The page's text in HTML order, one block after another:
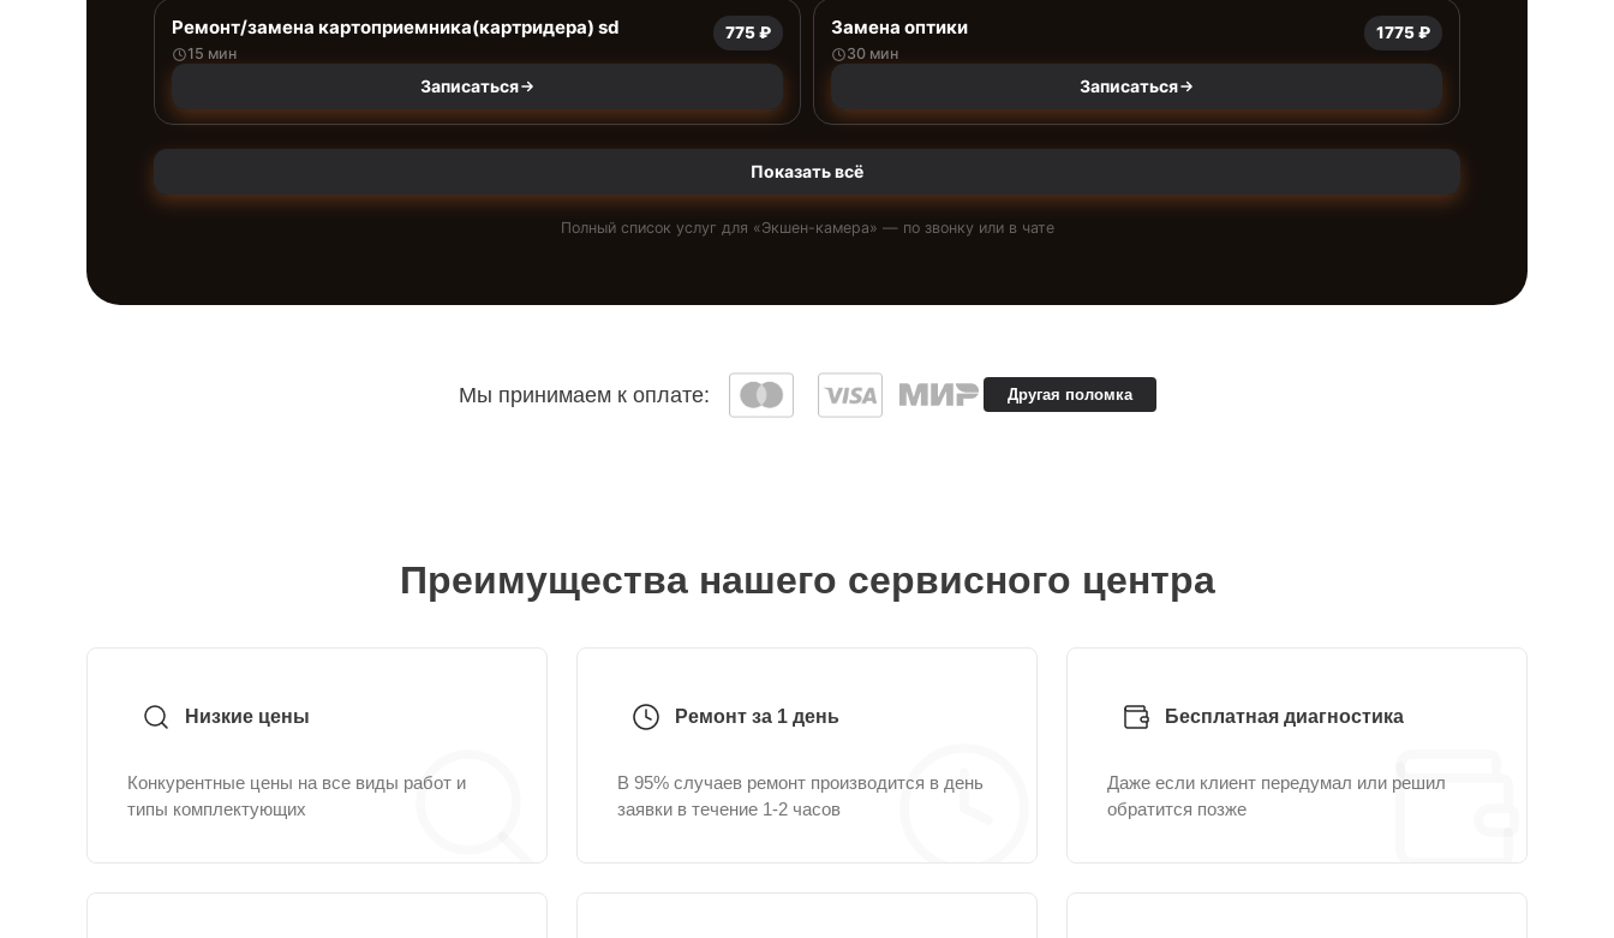
Ремонт/замена картоприемника(картридера) sd
15 мин
775 ₽
Записаться
Замена оптики
30 мин
1775 ₽
Записаться
Показать всё
Полный список услуг для «Экшен-камера» — по звонку или в чате
Мы принимаем к оплате: Другая поломка
Преимущества нашего сервисного центра
Низкие цены
Конкурентные цены на все виды работ и
типы комплектующих
Ремонт за 1 день
В 95% случаев ремонт производится в день
заявки в течение 1-2 часов
Бесплатная диагностика
Даже если клиент передумал или решил
обратится позже